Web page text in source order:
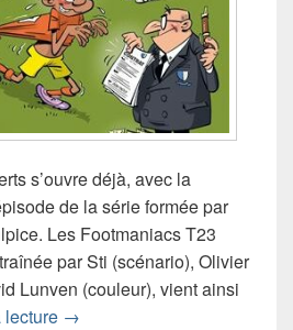
s’ouvre déjà, avec la
de la série formée par
Les Footmaniacs T23
par Sti (scénario), Olivier
Lunven (couleur), vient ainsi
lecture Chronique bande dessinée
→